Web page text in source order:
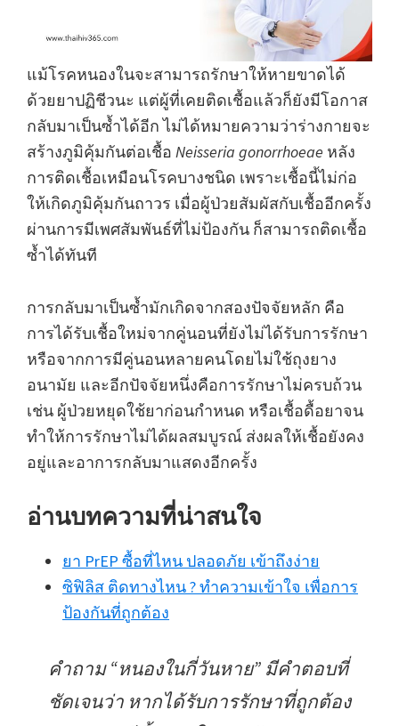
แม้โรคหนองในจะสามารถรักษาให้หายขาดได้
ด้วยยาปฏิชีวนะ แต่ผู้ที่เคยติดเชื้อแล้วก็ยังมีโอกาส
กลับมาเป็นซ้ำได้อีก ไม่ได้หมายความว่าร่างกายจะ
สร้างภูมิคุ้มกันต่อเชื้อ Neisseria gonorrhoeae หลัง
การติดเชื้อเหมือนโรคบางชนิด เพราะเชื้อนี้ไม่ก่อ
ให้เกิดภูมิคุ้มกันถาวร เมื่อผู้ป่วยสัมผัสกับเชื้ออีกครั้ง
ผ่านการมีเพศสัมพันธ์ที่ไม่ป้องกัน ก็สามารถติดเชื้อ
ซ้ำได้ทันที
การกลับมาเป็นซ้ำมักเกิดจากสองปัจจัยหลัก คือ
การได้รับเชื้อใหม่จากคู่นอนที่ยังไม่ได้รับการรักษา
หรือจากการมีคู่นอนหลายคนโดยไม่ใช้ถุงยาง
อนามัย และอีกปัจจัยหนึ่งคือการรักษาไม่ครบถ้วน
เช่น ผู้ป่วยหยุดใช้ยาก่อนกำหนด หรือเชื้อดื้อยาจน
ทำให้การรักษาไม่ได้ผลสมบูรณ์ ส่งผลให้เชื้อยังคง
อยู่และอาการกลับมาแสดงอีกครั้ง
อ่านบทความที่น่าสนใจ
ยา PrEP ซื้อที่ไหน ปลอดภัย เข้าถึงง่าย
ซิฟิลิส ติดทางไหน ? ทำความเข้าใจ เพื่อการ
ป้องกันที่ถูกต้อง
คำถาม “หนองในกี่วันหาย” มีคำตอบที่
ชัดเจนว่า หากได้รับการรักษาที่ถูกต้อง